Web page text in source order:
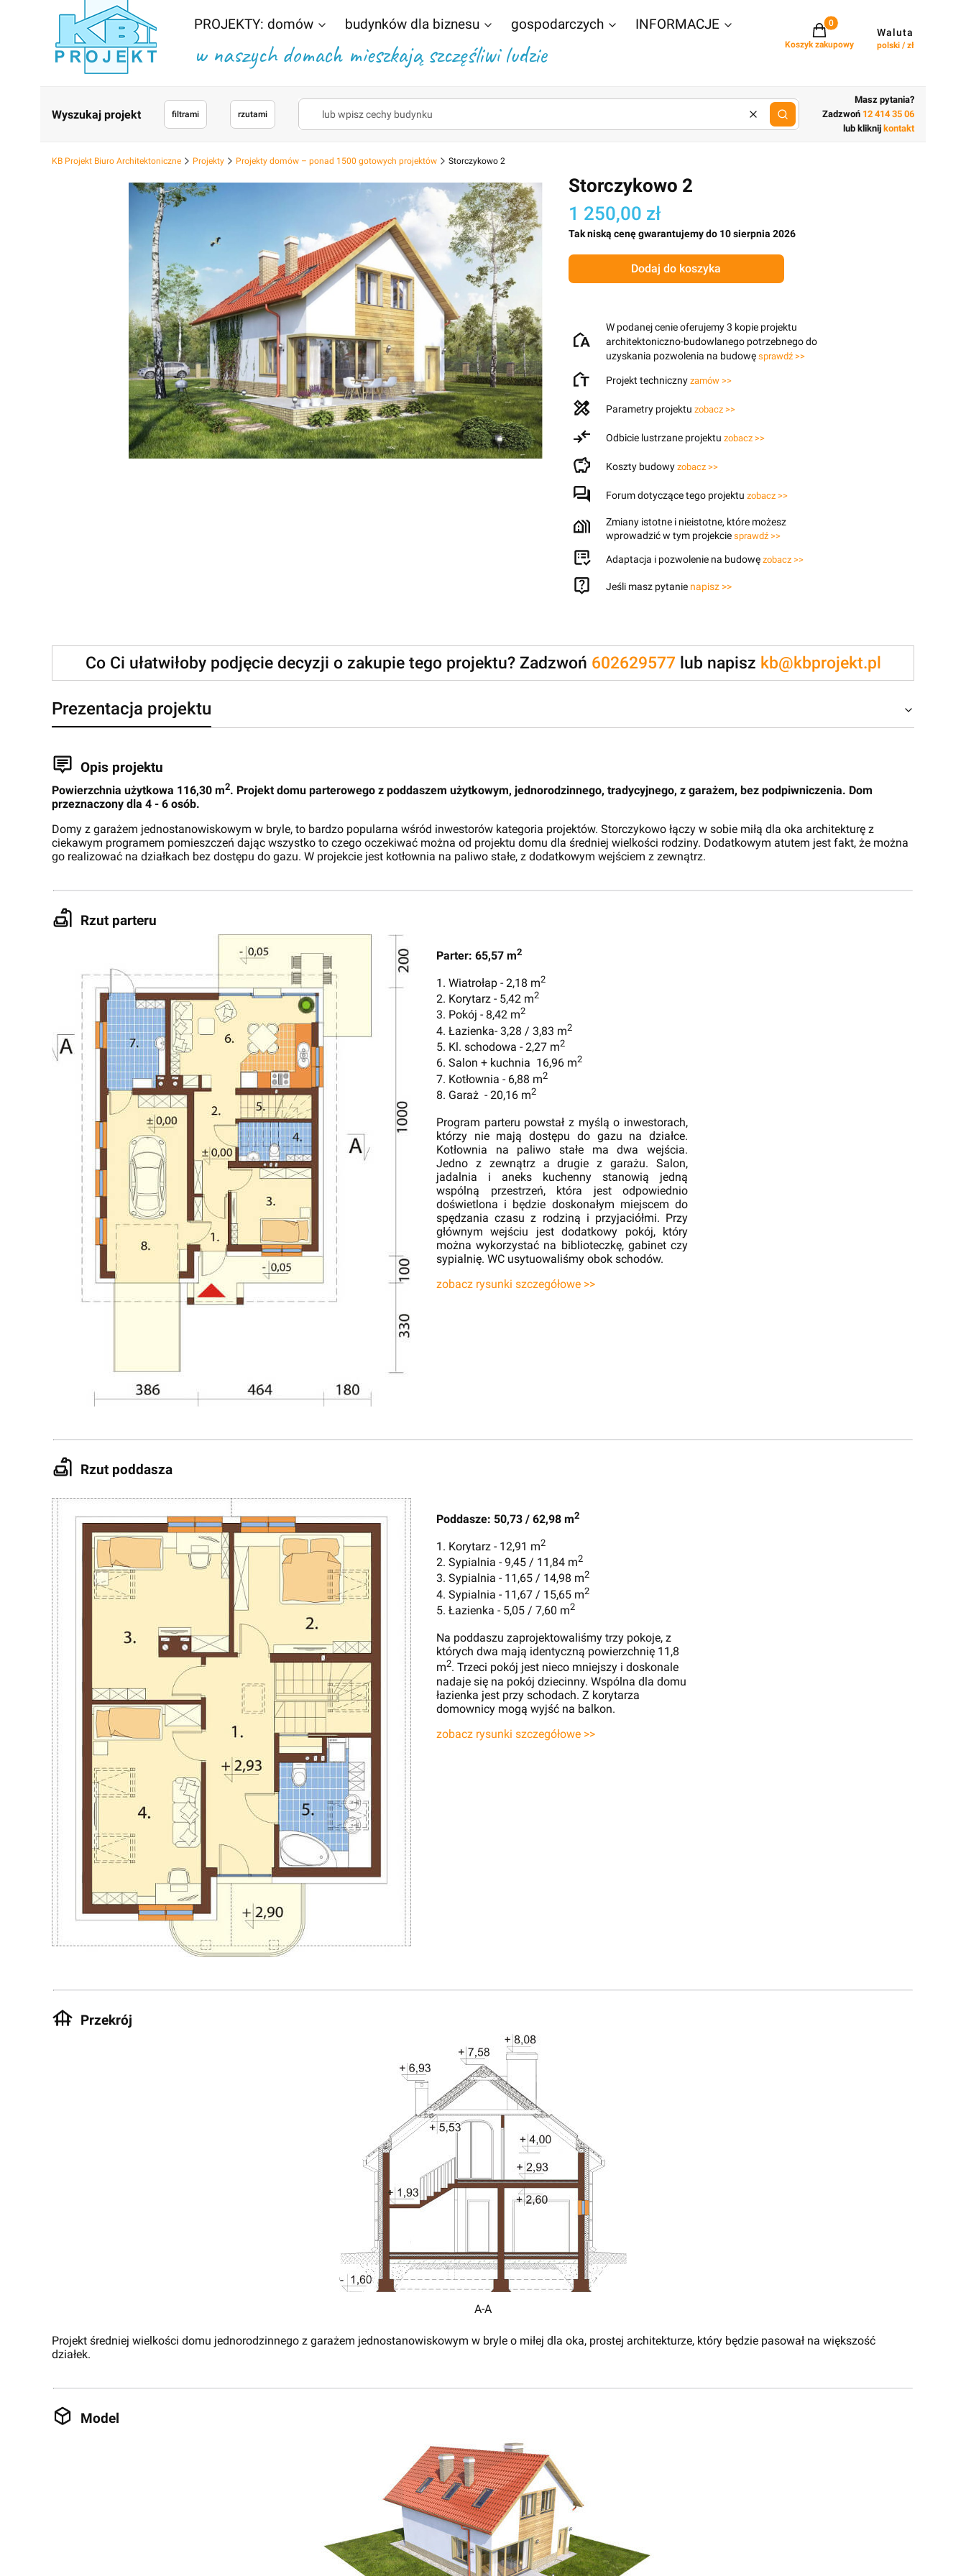
PROJEKTY: domów budynków dla biznesu gospodarczych INFORMACJE
w naszych domach mieszkają szczęśliwi ludzie
Projekty w koszyku: 0. Zobacz
Koszyk zakupowy
Waluta
polski / zł
Wyszukaj projekt filtrami rzutami
Wyczyśćlub wpisz cechy budynku
Masz pytania?
Zadzwoń 12 414 35 06
lub kliknij kontakt
KB Projekt Biuro Architektoniczne Projekty Projekty domów – ponad 1500 gotowych projektów Storczykowo 2
Storczykowo 2
1 250,00 zł
Tak niską cenę gwarantujemy do 10 sierpnia 2026
Dodaj do koszyka
W podanej cenie oferujemy 3 kopie projektu
architektoniczno-budowlanego potrzebnego do
uzyskania pozwolenia na budowę sprawdź >>
Projekt techniczny zamów >>
Parametry projektu zobacz >>
Odbicie lustrzane projektu zobacz >>
Koszty budowy zobacz >>
Forum dotyczące tego projektu zobacz >>
Zmiany istotne i nieistotne, które możesz
wprowadzić w tym projekcie sprawdź >>
Adaptacja i pozwolenie na budowę zobacz >>
Jeśli masz pytanie napisz >>
Co Ci ułatwiłoby podjęcie decyzji o zakupie tego projektu? Zadzwoń 602629577lub napisz kb@kbprojekt.pl
Prezentacja projektu
Opis projektu
Powierzchnia użytkowa 116,30 m2. Projekt domu parterowego z poddaszem użytkowym, jednorodzinnego, tradycyjnego, z garażem, bez podpiwniczenia. Dom
przeznaczony dla 4 - 6 osób.
Domy z garażem jednostanowiskowym w bryle, to bardzo popularna wśród inwestorów kategoria projektów. Storczykowo łączy w sobie miłą dla oka architekturę z
ciekawym programem pomieszczeń dając wszystko to czego oczekiwać można od projektu domu dla średniej wielkości rodziny. Dodatkowym atutem jest fakt, że można
go realizować na działkach bez dostępu do gazu. W projekcie jest kotłownia na paliwo stałe, z dodatkowym wejściem z zewnątrz.
Rzut parteru
Parter: 65,57 m2
1. Wiatrołap - 2,18 m2
2. Korytarz - 5,42 m2
3. Pokój - 8,42 m2
4. Łazienka- 3,28 / 3,83 m2
5. Kl. schodowa - 2,27 m2
6. Salon + kuchnia 16,96 m2
7. Kotłownia - 6,88 m2
8. Garaż - 20,16 m2
Program parteru powstał z myślą o inwestorach,
którzy nie mają dostępu do gazu na działce.
Kotłownia na paliwo stałe ma dwa wejścia.
Jedno z zewnątrz a drugie z garażu. Salon,
jadalnia i aneks kuchenny stanowią jedną
wspólną przestrzeń, która jest odpowiednio
doświetlona i będzie doskonałym miejscem do
spędzania czasu z rodziną i przyjaciółmi. Przy
głównym wejściu jest dodatkowy pokój, który
można wykorzystać na biblioteczkę, gabinet czy
sypialnię. WC usytuowaliśmy obok schodów.
zobacz rysunki szczegółowe >>
Rzut poddasza
Poddasze: 50,73 / 62,98 m2
1. Korytarz - 12,91 m2
2. Sypialnia - 9,45 / 11,84 m2
3. Sypialnia - 11,65 / 14,98 m2
4. Sypialnia - 11,67 / 15,65 m2
5. Łazienka - 5,05 / 7,60 m2
Na poddaszu zaprojektowaliśmy trzy pokoje, z
których dwa mają identyczną powierzchnię 11,8
m2. Trzeci pokój jest nieco mniejszy i doskonale
nadaje się na pokój dziecinny. Wspólna dla domu
łazienka jest przy schodach. Z korytarza
domownicy mogą wyjść na balkon.
zobacz rysunki szczegółowe >>
Przekrój
A-A
Projekt średniej wielkości domu jednorodzinnego z garażem jednostanowiskowym w bryle o miłej dla oka, prostej architekturze, który będzie pasował na większość
działek.
Model